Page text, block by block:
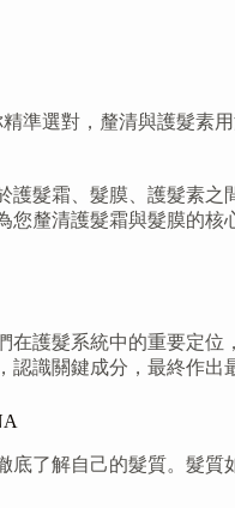
準選對，釐清與護髮素
護髮霜、髮膜、護髮素
您釐清護髮霜與髮膜的
在護髮系統中的重要定
識關鍵成分，最終作出
了解自己的髮質。髮